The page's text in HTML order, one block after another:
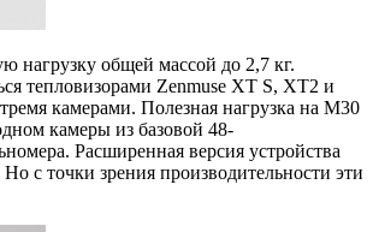
нагрузку общей массой до 2,7 кг.
тепловизорами Zenmuse XT S, XT2 и
камерами. Полезная нагрузка на M30
камеры из базовой 48-
Расширенная версия устройства
с точки зрения производительности эти